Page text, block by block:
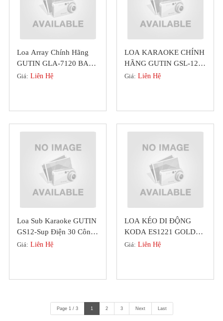
Loa Array Chính Hãng
GUTIN GLA-7120 BASS
30 Đẳng Cấp
Giá: Liên Hệ
LOA KARAOKE CHÍNH
HÃNG GUTIN GSL-12
(GERMANY) TỪ LỚN
Giá: Liên Hệ
Loa Sub Karaoke GUTIN
GS12-Sup Điện 30 Công
Suất 600W, Class D
Giá: Liên Hệ
LOA KÉO DI ĐỘNG
KODA ES1221 GOLDEN
BASS 30 NHỎ GỌN
Giá: Liên Hệ
Page 1 / 3 1 2 3 Next Last